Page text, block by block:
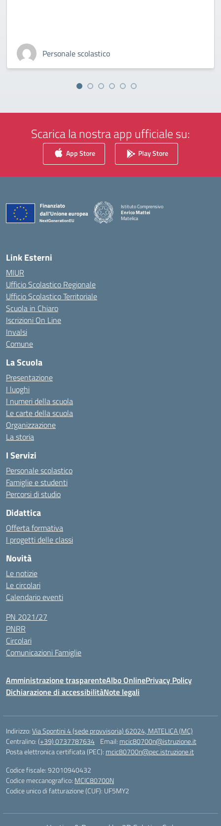
Personale scolastico
Scarica la nostra app ufficiale su:
App Store Play Store
Istituto Comprensivo
Enrico Mattei
Matelica
Link Esterni
MIUR
Ufficio Scolastico Regionale
Ufficio Scolastico Territoriale
Scuola in Chiaro
Iscrizioni On Line
Invalsi
Comune
La Scuola
Presentazione
I luoghi
I numeri della scuola
Le carte della scuola
Organizzazione
La storia
I Servizi
Personale scolastico
Famiglie e studenti
Percorsi di studio
Didattica
Offerta formativa
I progetti delle classi
Novità
Le notizie
Le circolari
Calendario eventi
PN 2021/27
PNRR
Circolari
Comunicazioni Famiglie
Amministrazione trasparenteAlbo OnlinePrivacy Policy
Dichiarazione di accessibilitàNote legali
Indirizzo:Via Spontini 4 (sede provvisoria) 62024, MATELICA (MC)
Centralino:(+39) 0737787634 Email: mcic80700n@istruzione.it
Posta elettronica certificata (PEC): mcic80700n@pec.istruzione.it
Codice fiscale: 92010940432
Codice meccanografico: MCIC80700N
Codice unico di fatturazione (CUF): UF5MY2